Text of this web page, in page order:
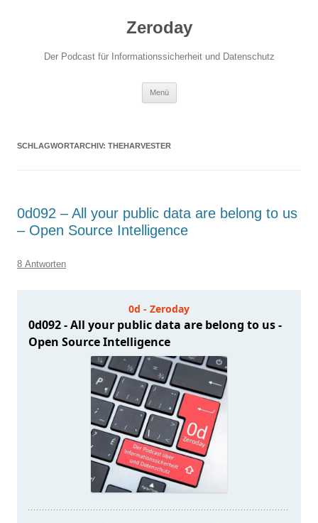
Zeroday
Der Podcast für Informationssicherheit und Datenschutz
Menü
SCHLAGWORTARCHIV: THEHARVESTER
0d092 – All your public data are belong to us
– Open Source Intelligence
8 Antworten